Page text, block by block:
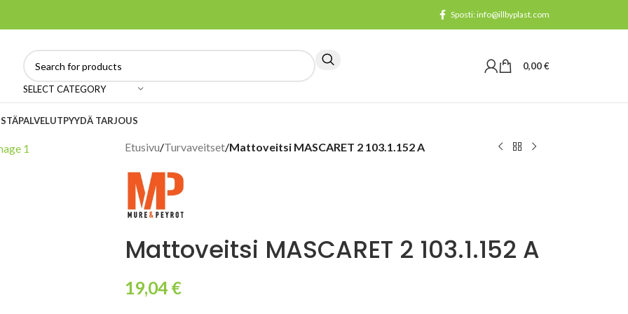
Sposti: info@illbyplast.com
SELECT CATEGORY
0,00€
PALVELUTPYYDÄ TARJOUS
Etusivu/Turvaveitset/Mattoveitsi MASCARET 2 103.1.152 A
Mattoveitsi MASCARET 2 103.1.152 A
19,04 €